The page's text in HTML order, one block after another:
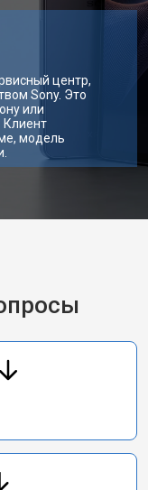
центр,
Sony. Это
или
Клиент
модель